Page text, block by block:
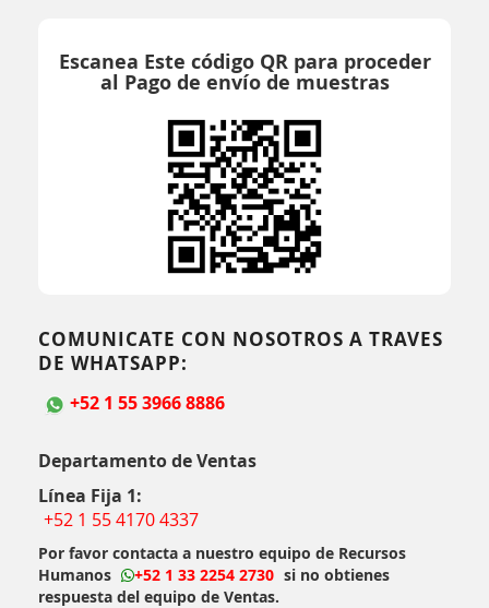
Escanea Este código QR para proceder
al Pago de envío de muestras
COMUNICATE CON NOSOTROS A TRAVES
DE WHATSAPP:
+52 1 55 3966 8886
Departamento de Ventas
Línea Fija 1:
+52 1 55 4170 4337
Por favor contacta a nuestro equipo de Recursos
Humanos
+52 1 33 2254 2730 si no obtienes
respuesta del equipo de Ventas.